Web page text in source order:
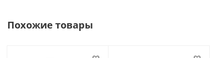
Похожие товары